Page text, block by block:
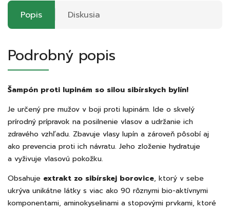
Popis Diskusia
Podrobný popis
Šampón proti lupinám so silou sibírskych bylín!
Je určený pre mužov v boji proti lupinám. Ide o skvelý
prírodný prípravok na posilnenie vlasov a udržanie ich
zdravého vzhľadu. Zbavuje vlasy lupín a zároveň pôsobí aj
ako prevencia proti ich návratu. Jeho zloženie hydratuje
a vyživuje vlasovú pokožku.
Obsahuje extrakt zo sibírskej borovice, ktorý v sebe
ukrýva unikátne látky s viac ako 90 rôznymi bio-aktívnymi
komponentami, aminokyselinami a stopovými prvkami, ktoré